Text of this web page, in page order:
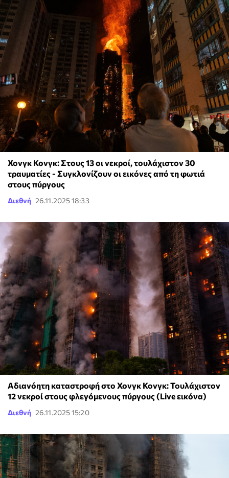
Χονγκ Κονγκ: Στους 13 οι νεκροί, τουλάχιστον 30
τραυματίες - Συγκλονίζουν οι εικόνες από τη φωτιά
στους πύργους
Διεθνή 26.11.2025 18:33
Αδιανόητη καταστροφή στο Χονγκ Κονγκ: Τουλάχιστον
12 νεκροί στους φλεγόμενους πύργους (Live εικόνα)
Διεθνή 26.11.2025 15:20